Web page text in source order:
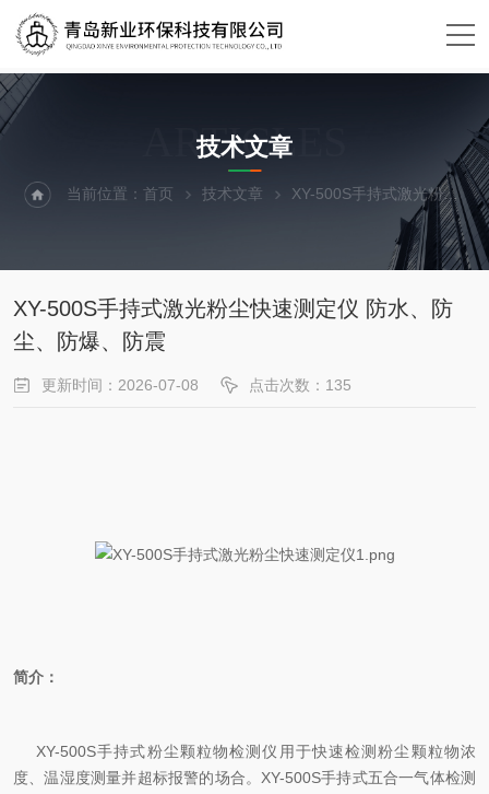
ARTICLES
技术文章
当前位置：首页 技术文章 XY-500S手持式激光粉尘快速测定仪 防水、防尘、防爆、防震
XY-500S手持式激光粉尘快速测定仪 防水、防
尘、防爆、防震
更新时间：2026-07-08 点击次数：135
简介 ：
XY-500S手持式粉尘颗粒物检测仪 用于快速检测粉尘颗粒物浓
度、温湿度测量并超标报警的场合。 XY-500S手持式五合一气体检测